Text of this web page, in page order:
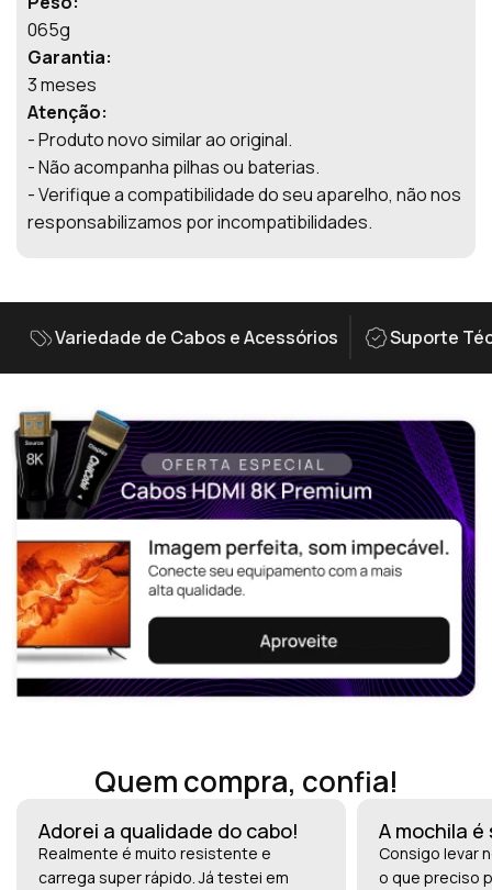
065g
Garantia:
3 meses
Atenção:
- Produto novo similar ao original.
- Não acompanha pilhas ou baterias.
- Verifique a compatibilidade do seu aparelho, não nos
responsabilizamos por incompatibilidades.
Variedade de Cabos e Acessórios Suporte
Quem compra, confia!
Adorei a qualidade do cabo!
Realmente é muito resistente e
carrega super rápido. Já testei em
A mochila
Consigo levar
o que preciso